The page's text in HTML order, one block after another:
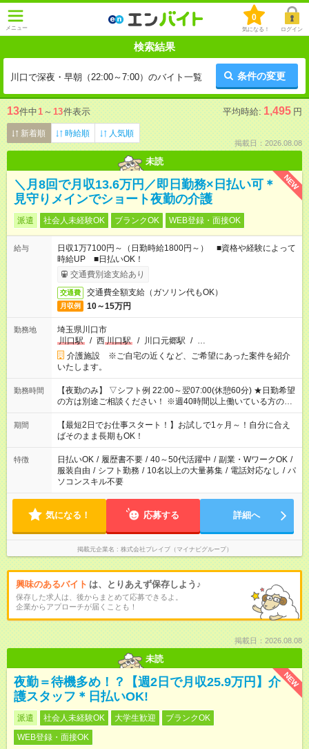
メニュー
0
気になる！ ログイン
検索結果
川口で深夜・早朝（22:00～7:00）のバイト一覧 条件の変更
13件中1 ～ 13件表示 平均時給: 1,495 円
新着順 時給順 人気順
掲載日：2026.08.08
未読
NEW
＼月8回で月収13.6万円／即日勤務×日払い可＊
見守りメインでショート夜勤の介護
派遣 社会人未経験OK ブランクOK WEB登録・面接OK
給与
日収1万7100円～（日勤時給1800円～） ■資格や経験によって
時給UP ■日払いOK！
交通費別途支給あり
交通費 交通費全額支給（ガソリン代もOK）
月収例 10～15万円
勤務地
埼玉県川口市
川口駅
/ 西川口駅 / 川口元郷駅 / …
介護施設 ※ご自宅の近くなど、ご希望にあった案件を紹介
いたします。
勤務時間
【夜勤のみ】 ▽シフト例 22:00～翌07:00(休憩60分) ★日勤希望
の方は別途ご相談ください！ ※週40時間以上働いている方のW
ワークはNG
期間
【最短2日でお仕事スタート！】お試しで1ヶ月～！自分に合え
ばそのまま長期もOK！
特徴 日払いOK / 履歴書不要 / 40～50代活躍中 / 副業・WワークOK /
服装自由 / シフト勤務 / 10名以上の大量募集 / 電話対応なし / パ
ソコンスキル不要
気になる！ 応募する 詳細へ
掲載元企業名 株式会社ブレイブ（マイナビグループ）
興味のあるバイト は、とりあえず保存しよう♪
保存した求人は、後からまとめて応募できるよ。
企業からアプローチが届くことも！
掲載日：2026.08.08
未読
NEW
夜勤＝待機多め！？【週2日で月収25.9万円】介
護スタッフ＊日払いOK!
派遣 社会人未経験OK 大学生歓迎
ブランクOK
WEB登録・面接OK